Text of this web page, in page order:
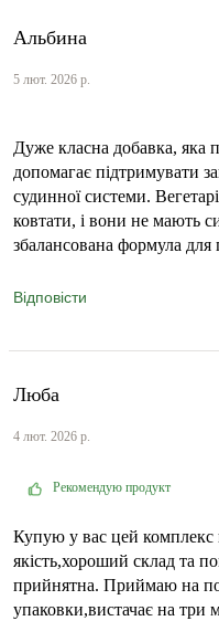
Альбина
5 лют. 2026 р.
Дуже класна добавка, яка
допомагає підтримувати
судинної системи.
ковтати, і вони не мають
збалансована формула для
Відповісти
Люба
4 лют. 2026 р.
Рекомендую продукт
Купую у вас цей комплекс
якість,хороший склад та
прийнятна. Приймаю на
упаковки,вистачає на три